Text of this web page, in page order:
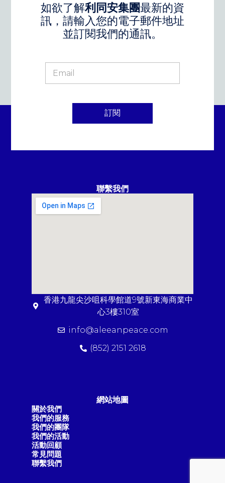
如欲了解利同安集團最新的資
訊，請輸入您的電子郵件地址
並訂閱我們的通訊。
訂閱
聯繫我們
香港九龍尖沙咀科學館道9號新東海商業中
心3樓310室
info@aleeanpeace.com
(852) 2151 2618
網站地圖
關於我們
我們的服務
我們的團隊
我們的活動
活動回顧
常見問題
聯繫我們